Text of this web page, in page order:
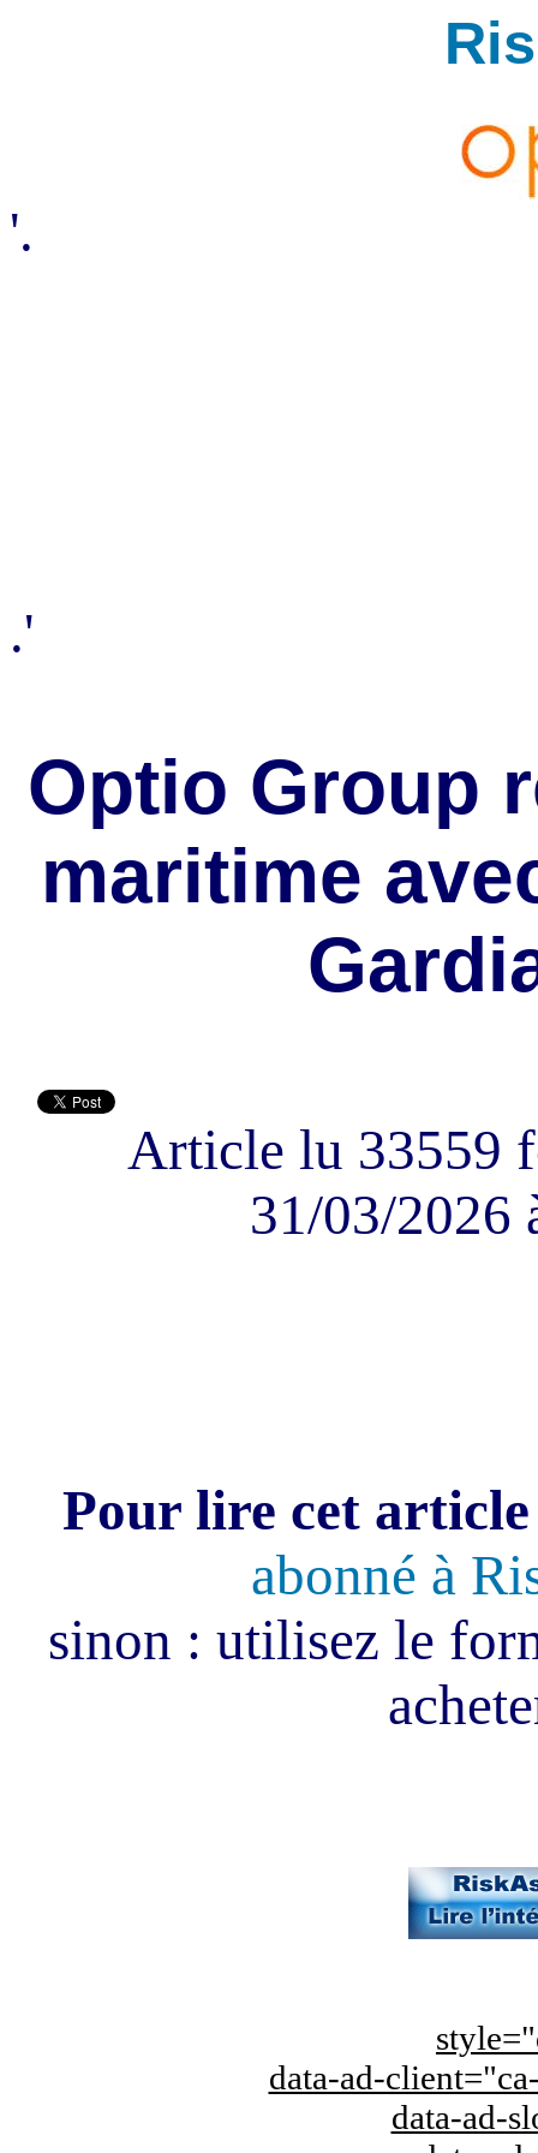
'.
.'
Optio Group
maritime
Article lu 33559
31/03/2026
Pour lire cet
abonné à
sinon : utilisez le
data-ad-
data-ad-